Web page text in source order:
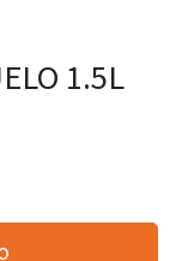
1.5L